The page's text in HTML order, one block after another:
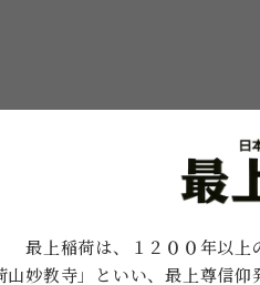
最上稲荷は、１２００年以上
山妙教寺」といい、最上尊信